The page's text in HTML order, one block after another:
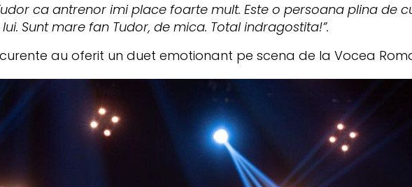
ca antrenor imi place foarte mult. Este o persoana plina de
Sunt mare fan Tudor, de mica. Total indragostita!”.
au oferit un duet emotionant pe scena de la Vocea